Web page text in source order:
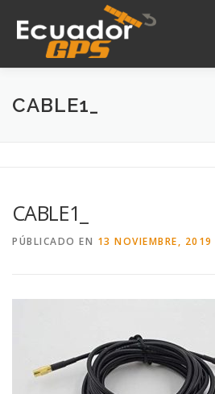
contenido
INICIO
CABLE1_
CABLE1_
PÚBLICADO EN 13 NOVIEMBRE, 2019